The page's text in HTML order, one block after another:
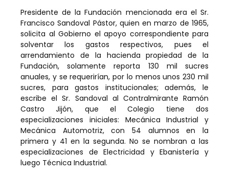
Presidente de la Fundación mencionada era el Sr.
Francisco Sandoval Pástor, quien en marzo de 1965,
solicita al Gobierno el apoyo correspondiente para
solventar los gastos respectivos, pues el
arrendamiento de la hacienda propiedad de la
Fundación, solamente reporta 130 mil sucres
anuales, y se requerirían, por lo menos unos 230 mil
sucres, para gastos institucionales; además, le
escribe el Sr. Sandoval al Contralmirante Ramón
Castro Jijón, que el Colegio tiene dos
especializaciones iniciales: Mecánica Industrial y
Mecánica Automotriz, con 54 alumnos en la
primera y 41 en la segunda. No se nombran a las
especializaciones de Electricidad y Ebanistería y
luego Técnica Industrial.